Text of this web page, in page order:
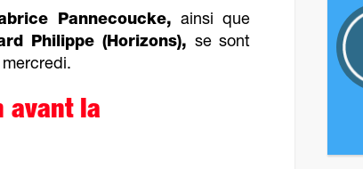
Pannecoucke, ainsi que
Philippe (Horizons), se sont
avant la